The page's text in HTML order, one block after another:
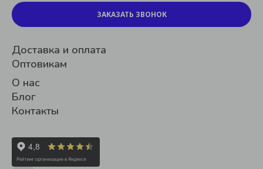
Доставка и оплата
Оптовикам
О нас
Блог
Контакты
ЗАКАЗАТЬ ЗВОНОК